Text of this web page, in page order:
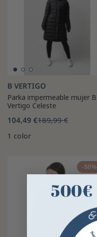
B VERTIGO
Parka impermeable mujer B
Vertigo Celeste
104,49 €189,99 €
1 color
-50%
500€